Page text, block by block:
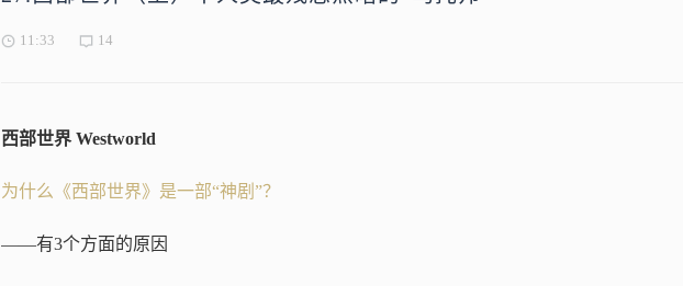
11:33 14
西部世界 Westworld
为什么《西部世界》是一部“神剧”？
——有3个方面的原因